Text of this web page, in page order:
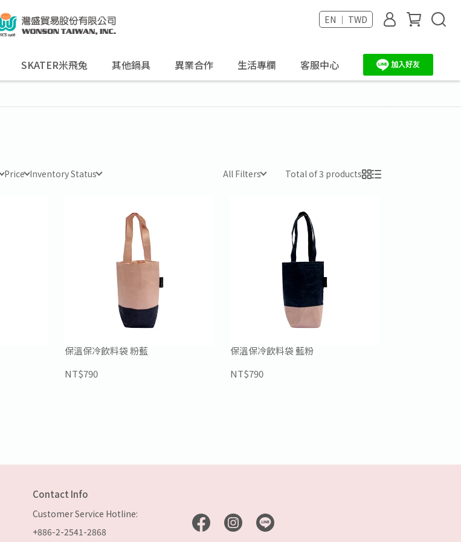
EN ｜ TWD
SKATER米飛兔 其他鍋具 異業合作 生活專欄 客服中心
Price Inventory Status All Filters Total of 3 products
保溫保冷飲料袋 粉藍
NT$790
保溫保冷飲料袋 藍粉
NT$790
Contact Info
Customer Service Hotline:
+886-2-2541-2868